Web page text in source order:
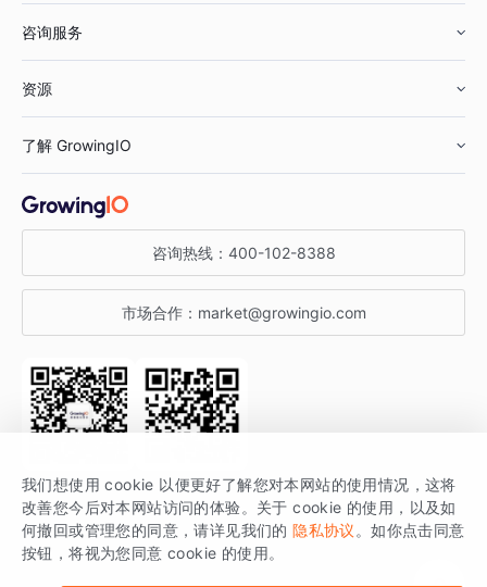
鞋服行业
汽车行业
金融行业
智能运营
获客分析
咨询服务
资源
增长公开课
增长博客
开发者文档
SDK 文档
场景指南
了解 GrowingIO
关于 GrowingIO
增长大会
行业活动
咨询热线： 400-102-8388
市场合作： market@growingio.com
关注公众号 获取更多干货
GrowingIO 是专注于数据智能分析与增长的品牌，核心平台为 GrowingIO
分析云。
我们想使用 cookie 以便更好了解您对本网站的使用情况，这将
改善您今后对本网站访问的体验。关于 cookie 的使用，以及如
何撤回或管理您的同意，请详见我们的 隐私协议 。如你点击同意
按钮，将视为您同意 cookie 的使用。